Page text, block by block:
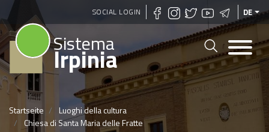
Direkt
zum
SOCIAL LOGIN DE
Sistema
Irpinia
Startseite
Luoghi della cultura
Chiesa di Santa Maria delle Fratte